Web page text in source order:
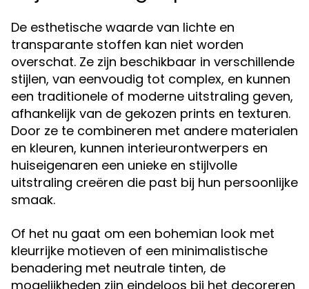
De esthetische waarde van lichte en
transparante stoffen kan niet worden
overschat. Ze zijn beschikbaar in verschillende
stijlen, van eenvoudig tot complex, en kunnen
een traditionele of moderne uitstraling geven,
afhankelijk van de gekozen prints en texturen.
Door ze te combineren met andere materialen
en kleuren, kunnen interieurontwerpers en
huiseigenaren een unieke en stijlvolle
uitstraling creëren die past bij hun persoonlijke
smaak.
Of het nu gaat om een bohemian look met
kleurrijke motieven of een minimalistische
benadering met neutrale tinten, de
mogelijkheden zijn eindeloos bij het decoreren